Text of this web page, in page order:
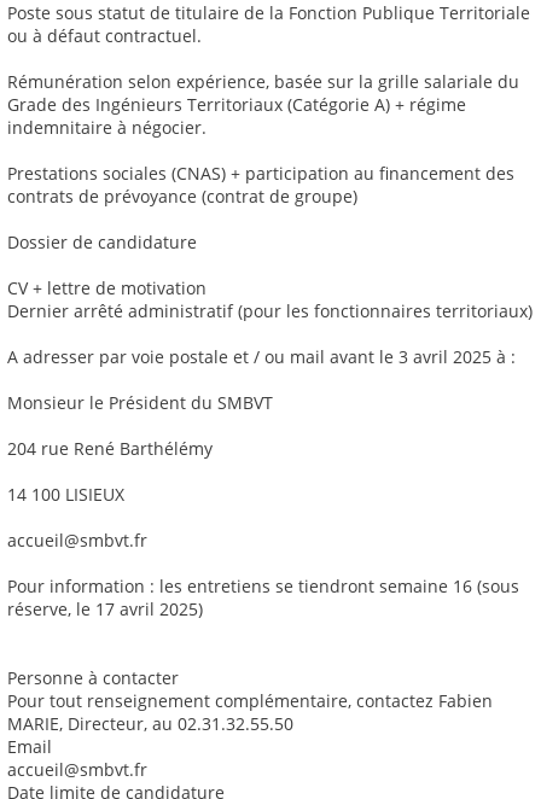
Poste sous statut de titulaire de la Fonction Publique Territoriale
ou à défaut contractuel.
Rémunération selon expérience, basée sur la grille salariale du
Grade des Ingénieurs Territoriaux (Catégorie A) + régime
indemnitaire à négocier.
Prestations sociales (CNAS) + participation au financement des
contrats de prévoyance (contrat de groupe)
Dossier de candidature
CV + lettre de motivation
Dernier arrêté administratif (pour les fonctionnaires territoriaux)
A adresser par voie postale et / ou mail avant le 3 avril 2025 à :
Monsieur le Président du SMBVT
204 rue René Barthélémy
14 100 LISIEUX
accueil@smbvt.fr
Pour information : les entretiens se tiendront semaine 16 (sous
réserve, le 17 avril 2025)
Personne à contacter
Pour tout renseignement complémentaire, contactez Fabien
MARIE, Directeur, au 02.31.32.55.50
Email
accueil@smbvt.fr
Date limite de candidature